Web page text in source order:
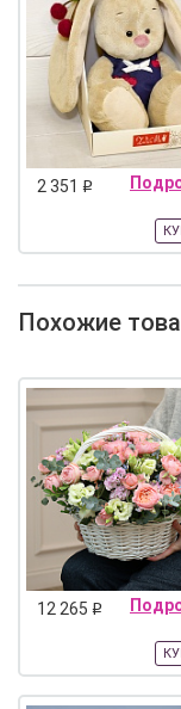
2 351 q
Похожие
12 265 q